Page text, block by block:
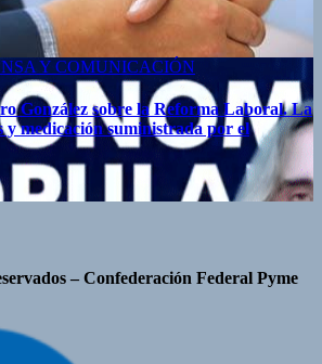
Y COMUNICACIÓN
González sobre la Reforma Laboral. La
y medicación suministrada por el
– Confederación Federal Pyme